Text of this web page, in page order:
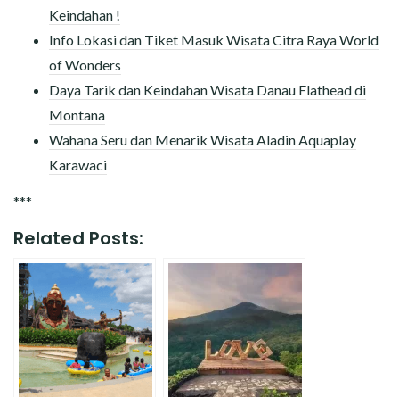
Keindahan !
Info Lokasi dan Tiket Masuk Wisata Citra Raya World
of Wonders
Daya Tarik dan Keindahan Wisata Danau Flathead di
Montana
Wahana Seru dan Menarik Wisata Aladin Aquaplay
Karawaci
***
Related Posts: